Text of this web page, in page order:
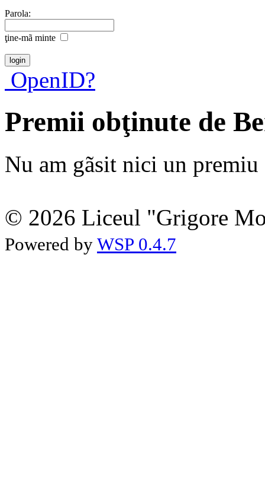
Parola:
ţine-mã minte
OpenID?
Premii obţinute de
Nu am gãsit nici un premiu
© 2026 Liceul "Grigore
Powered by WSP 0.4.7